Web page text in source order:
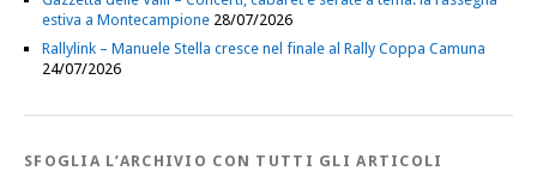
estiva a Montecampione 28/07/2026
Rallylink – Manuele Stella cresce nel finale al Rally Coppa Camuna
24/07/2026
SFOGLIA L’ARCHIVIO CON TUTTI GLI ARTICOLI